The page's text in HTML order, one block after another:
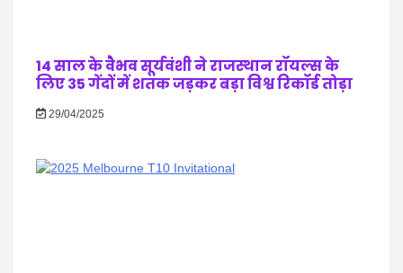
14 साल के वैभव सूर्यवंशी ने राजस्थान रॉयल्स के
लिए 35 गेंदों में शतक जड़कर बड़ा विश्व रिकॉर्ड तोड़ा
29/04/2025